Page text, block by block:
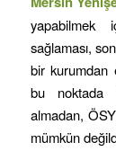
yapabilmek
sağlaması,
bir kurumdan
bu noktada
almadan,
mümkün